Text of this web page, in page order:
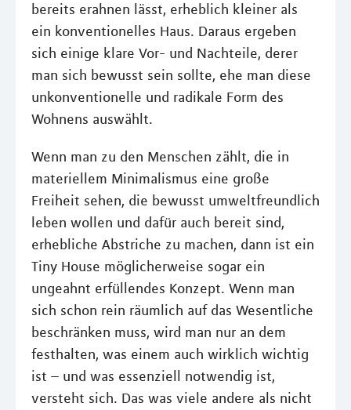
bereits erahnen lässt, erheblich kleiner als
ein konventionelles Haus. Daraus ergeben
sich einige klare Vor- und Nachteile, derer
man sich bewusst sein sollte, ehe man diese
unkonventionelle und radikale Form des
Wohnens auswählt.
Wenn man zu den Menschen zählt, die in
materiellem Minimalismus eine große
Freiheit sehen, die bewusst umweltfreundlich
leben wollen und dafür auch bereit sind,
erhebliche Abstriche zu machen, dann ist ein
Tiny House möglicherweise sogar ein
ungeahnt erfüllendes Konzept. Wenn man
sich schon rein räumlich auf das Wesentliche
beschränken muss, wird man nur an dem
festhalten, was einem auch wirklich wichtig
ist – und was essenziell notwendig ist,
versteht sich. Das was viele andere als nicht